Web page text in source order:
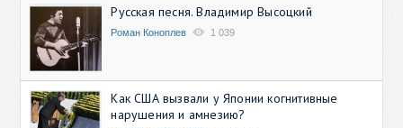
Русская песня. Владимир Высоцкий
Роман Коноплев 1 039
Как США вызвали у Японии когнитивные
нарушения и амнезию?